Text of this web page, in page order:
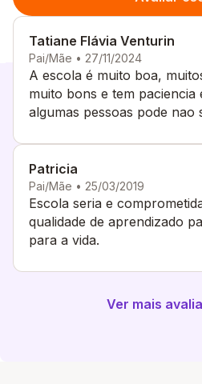
Tatiane Flávia Venturin
Pai/Mãe • 27/11/2024
A escola é muito boa,
muito bons e tem paciencia
algumas pessoas pode nao
principalmente o vestibular,
perfeito mesmo assim
professores que se
desenvolvimento dos
para escuta-los recomendo
educaçao de qualidad e
Patricia
Pai/Mãe • 25/03/2019
Escola seria e
qualidade de aprendizado
para a vida.
Ver mais